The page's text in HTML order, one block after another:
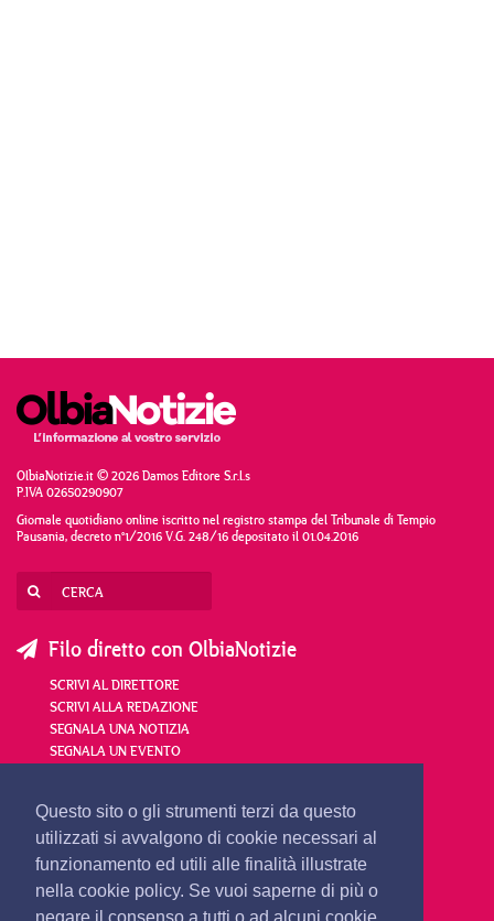
Questo sito o gli strumenti terzi da questo
utilizzati si avvalgono di cookie necessari al
funzionamento ed utili alle finalità illustrate
nella cookie policy. Se vuoi saperne di più o
OlbiaNotizie.it © 2026 Damos Editore S.r.l.s
P.IVA 02650290907
Giornale quotidiano online iscritto nel registro stampa del Tribunale di Tempio
Pausania, decreto n°1/2016 V.G. 248/16 depositato il 01.04.2016
Filo diretto con OlbiaNotizie
SCRIVI AL DIRETTORE
SCRIVI ALLA REDAZIONE
SEGNALA UNA NOTIZIA
SEGNALA UN EVENTO
redazione@olbianotizie.it